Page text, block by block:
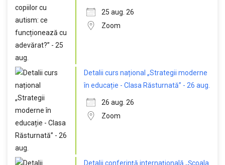
25 aug. 26
Zoom
Detalii curs național „Strategii moderne
în educație - Clasa Răsturnată” - 26 aug.
26 aug. 26
Zoom
Detalii conferință internațională „Școala